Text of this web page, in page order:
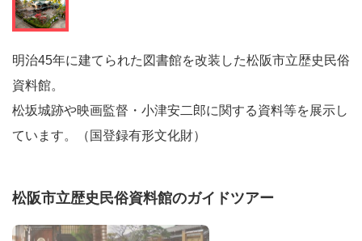
明治45年に建てられた図書館を改装した松阪市立歴史民俗
資料館。
松坂城跡や映画監督・小津安二郎に関する資料等を展示し
ています。（国登録有形文化財）
松阪市立歴史民俗資料館のガイドツアー